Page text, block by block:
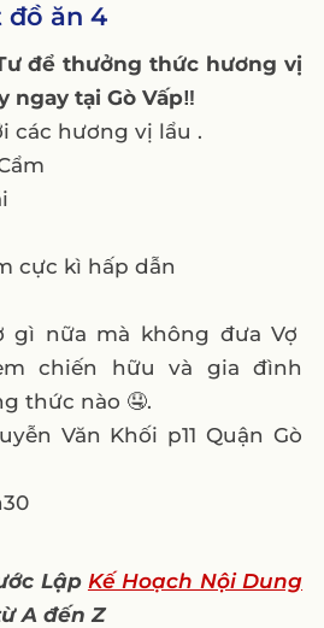
đồ ăn 4
để thưởng thức hương vị
ngay tại Gò Vấp‼️
các hương vị lẩu .
cực kì hấp dẫn
nữa mà không đưa Vợ
chiến hữu và gia đình
thức nào 🤤.
Văn Khối p11 Quận Gò
Lập Kế Hoạch Nội Dung
A đến Z